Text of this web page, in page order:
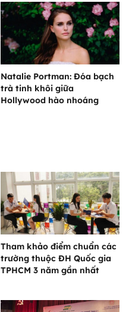
Natalie Portman: Đóa bạch
trà tinh khôi giữa
Hollywood hào nhoáng
Tham khảo điểm chuẩn các
trường thuộc ĐH Quốc gia
TPHCM 3 năm gần nhất